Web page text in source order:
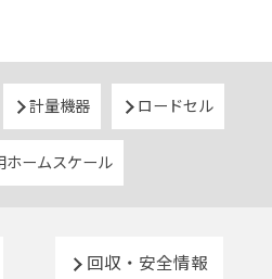
計量機器 ロードセル
ホームスケール
回収・安全情報